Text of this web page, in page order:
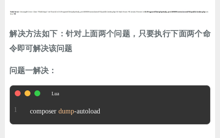
解决方法如下：针对上面两个问题，只要执行下面两个命
令即可解决该问题
问题一解决：
composer dump-autoload